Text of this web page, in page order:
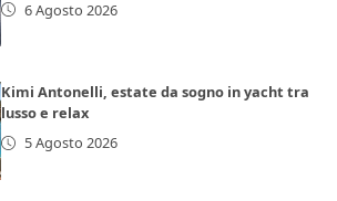
6 Agosto 2026
Kimi Antonelli, estate da sogno in yacht tra
lusso e relax
5 Agosto 2026